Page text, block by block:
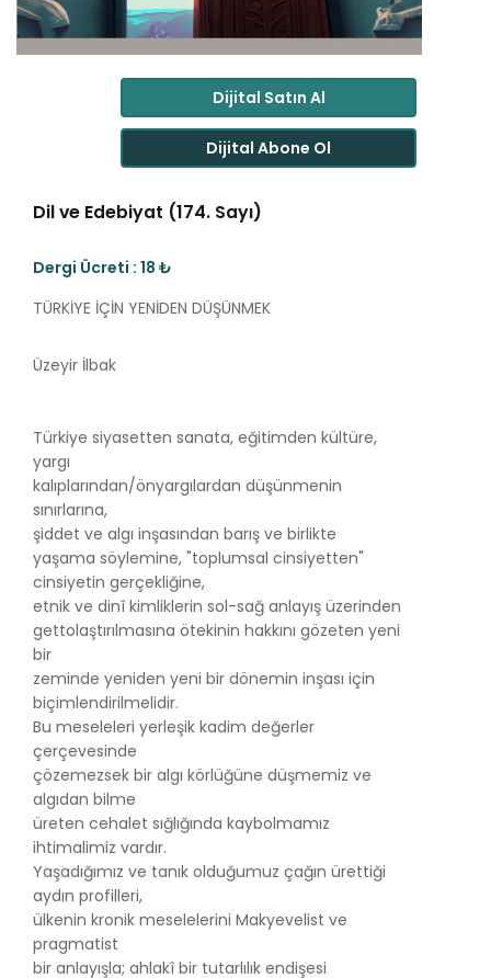
Dijital Satın Al
Dijital Abone Ol
Dil ve Edebiyat (174. Sayı)
Dergi Ücreti : 18 ₺
TÜRKİYE İÇİN YENİDEN DÜŞÜNMEK
Üzeyir İlbak
Türkiye siyasetten sanata, eğitimden kültüre,
yargı
kalıplarından/önyargılardan düşünmenin
sınırlarına,
şiddet ve algı inşasından barış ve birlikte
yaşama söylemine, "toplumsal cinsiyetten"
cinsiyetin gerçekliğine,
etnik ve dinî kimliklerin sol-sağ anlayış üzerinden
gettolaştırılmasına ötekinin hakkını gözeten yeni
bir
zeminde yeniden yeni bir dönemin inşası için
biçimlendirilmelidir.
Bu meseleleri yerleşik kadim değerler
çerçevesinde
çözemezsek bir algı körlüğüne düşmemiz ve
algıdan bilme
üreten cehalet sığlığında kaybolmamız
ihtimalimiz vardır.
Yaşadığımız ve tanık olduğumuz çağın ürettiği
aydın profilleri,
ülkenin kronik meselelerini Makyevelist ve
pragmatist
bir anlayışla; ahlakî bir tutarlılık endişesi